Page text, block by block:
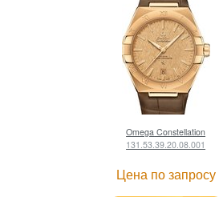
Omega Constellation
131.53.39.20.08.001
Цена по запросу